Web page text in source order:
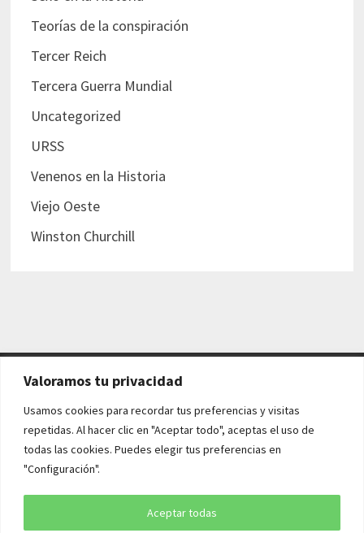
Valoramos tu privacidad
Usamos cookies para recordar tus preferencias y visitas
repetidas. Al hacer clic en "Aceptar todo", aceptas el uso de
todas las cookies. Puedes elegir tus preferencias en
"Configuración".
Aceptar todas
Teorías de la conspiración
Tercer Reich
Tercera Guerra Mundial
Uncategorized
URSS
Venenos en la Historia
Viejo Oeste
Winston Churchill
AVISO LEGAL Y POLÍTICAS
Aviso legal
Política de cookies